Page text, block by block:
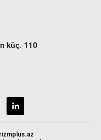
küç. 110